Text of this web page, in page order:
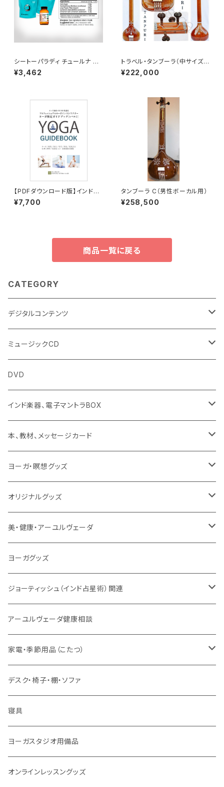
シートーパラディ チュールナ パ
ウダー（100g）Sitopaladi Ch
urna Powder | Classical Ay
¥3,462
トラベル・タンブーラ（中サイズ）
フラットタイプ・タンプーラ（タン
ブーラ）
¥222,000
【PDFダウンロード版】インド政
府AYUSH省プロフェッショナル
ヨーガインストラクター 検定試
¥7,700
タンブーラ C（男性ボーカル用）
¥258,500
商品一覧に戻る
CATEGORY
デジタルコンテンツ
チャンティング（マントラ）
ヨーガスートラ（オーディオ版）
ミュージック
動画
本／資料（PDFデータ）
トウドウ作品
ミュージックCD
イミー・ウーイ
般若心経
マントラ（ヴェーダ）
イミー・ウーイ・メッセージ
ヴェーダプラカーシャ・トウドウ
サンスクリット讃歌、叙事詩
インド古典音楽
ほか
DVD
インド楽器、電子マントラBOX
タンブーラ（オンデマンド/海外直送）
電子タンブーラ
マントラBOX
本、教材、メッセージカード
本
ヴェーダプラカーシャ・トウドウ著作
サンスクリット教材
ヨーガ・瞑想グッズ
シンギングボール
チベタンベル、ティンシャ
線香
法具・珠数・神仏象
ヤントラ
宝石
雑貨
ブランケット
オリジナルグッズ
Tシャツ
VEDAヤントラロゴ入り
スマホケース
VEDA CENTER ヤントラロゴ入り
美・健康・アーユルヴェーダ
健康全般/アーユルヴェーダ
ボディケア
ヘアケア
アイドロップ
オーガニック・アーユルヴェーダ
ヨーガ / 瞑想
毎日の生活目的
ヨーガグッズ
ジョーティッシュ（インド占星術）関連
総合相談
３問コース
５問コース
相性診断
長期予測
誕生時間選定
大まかな誕生時間
誕生時間不明
ヤジニャ / 宝石 / マントラ / 名付け
吉日選定
アーユルヴェーダ健康相談
家電・季節用品（こたつ）
季節・空調家電
こたつ・こたつ用品
デスク・椅子・棚・ソファ
寝具
ヨーガスタジオ用備品
オンラインレッスングッズ